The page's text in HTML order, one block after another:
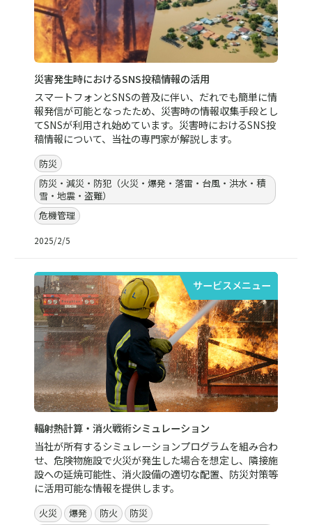
災害発生時におけるSNS投稿情報の活用
スマートフォンとSNSの普及に伴い、だれでも簡単に情
報発信が可能となったため、災害時の情報収集手段とし
てSNSが利用され始めています。災害時におけるSNS投
稿情報について、当社の専門家が解説します。
防災
防災・減災・防犯（火災・爆発・落雷・台風・洪水・積
雪・地震・盗難）
危機管理
2025/2/5
サービスメニュー
輻射熱計算・消火戦術シミュレーション
当社が所有するシミュレーションプログラムを組み合わ
せ、危険物施設で火災が発生した場合を想定し、隣接施
設への延焼可能性、消火設備の適切な配置、防災対策等
に活用可能な情報を提供します。
火災 爆発 防火
防災